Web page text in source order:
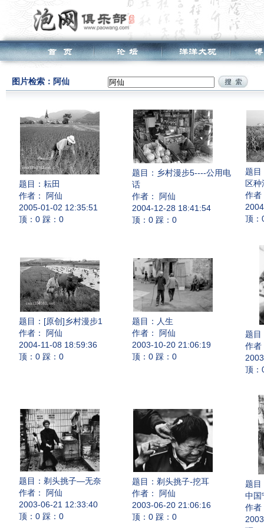
图片检索：阿仙
题目： 耘田
作者： 阿仙
2005-01-02 12:35:51
顶：0 踩：0
题目： 乡村漫步5----公用电
话
作者： 阿仙
2004-12-28 18:41:54
顶：0 踩：0
题目
区
作者
顶：
题目： [原创]乡村漫步1
作者： 阿仙
2004-11-08 18:59:36
顶：0 踩：0
题目： 人生
作者： 阿仙
2003-10-20 21:06:19
顶：0 踩：0
题目
作者
顶：
题目： 剃头挑子—无奈
作者： 阿仙
2003-06-21 12:33:40
顶：0 踩：0
题目： 剃头挑子-挖耳
作者： 阿仙
2003-06-20 21:06:16
顶：0 踩：0
题目
中国
作者